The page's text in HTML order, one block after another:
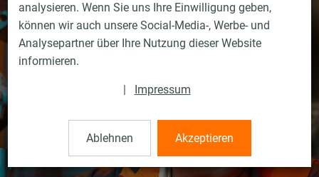
analysieren. Wenn Sie uns Ihre Einwilligung geben,
können wir auch unsere Social-Media-, Werbe- und
Analysepartner über Ihre Nutzung dieser Website
informieren.
| Impressum
Ablehnen Akzeptieren